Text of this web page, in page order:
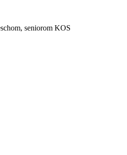
seniorom KOS